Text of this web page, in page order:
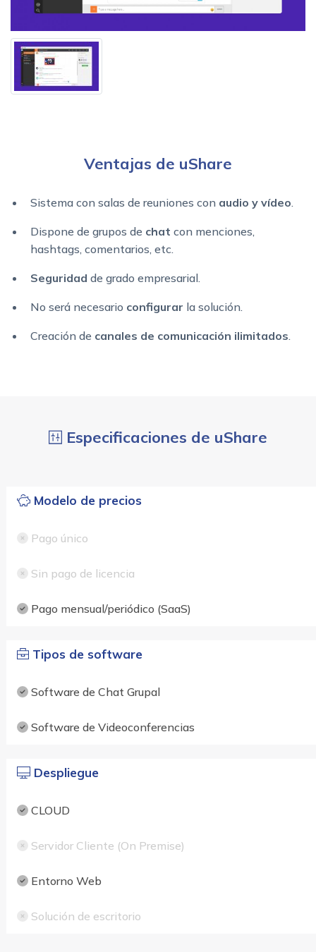
Ventajas de uShare
Sistema con salas de reuniones con audio y vídeo.
Dispone de grupos de chat con menciones,
hashtags, comentarios, etc.
Seguridad de grado empresarial.
No será necesario configurar la solución.
Creación de canales de comunicación ilimitados.
Especificaciones de uShare
Modelo de precios
Pago único
Sin pago de licencia
Pago mensual/periódico (SaaS)
Tipos de software
Software de Chat Grupal
Software de Videoconferencias
Despliegue
CLOUD
Servidor Cliente (On Premise)
Entorno Web
Solución de escritorio